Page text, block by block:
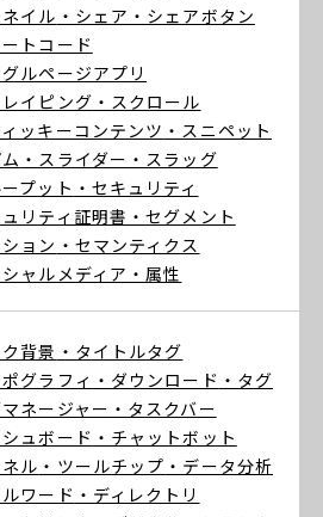
イル ・シェア ・シェアボタン
ートコード
グルページアプリ
レイピング ・スクロール
ィッキーコンテンツ ・スニペット
・スライダー ・スラッグ
プット ・セキュリティ
ュリティ証明書 ・セグメント
ョン ・セマンティクス
シャルメディア ・属性
背景 ・タイトルタグ
グラフィ ・ダウンロード ・タグ
マネージャー ・タスクバー
シュボード ・チャットボット
ル ・ツールチップ ・データ分析
ルワード ・ディレクトリ